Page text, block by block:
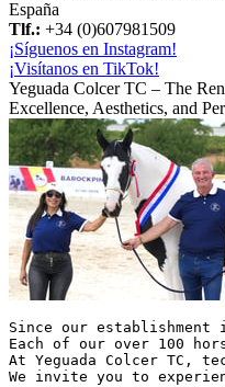
España
Tlf.: +34 (0)607981509
¡Síguenos en Instagram!
¡Visítanos en TikTok!
Yeguada Colcer TC – The
Excellence, Aesthetics, and
Since our
Each of our over 100
At Yeguada Colcer TC,
We invite you to